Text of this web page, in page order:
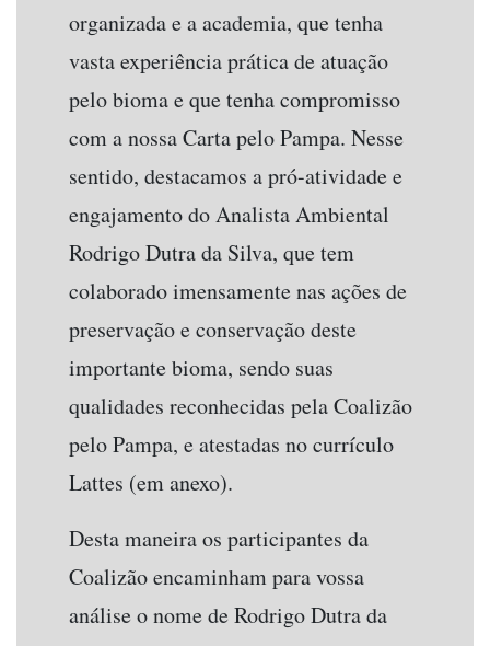
organizada e a academia, que tenha
vasta experiência prática de atuação
pelo bioma e que tenha compromisso
com a nossa Carta pelo Pampa. Nesse
sentido, destacamos a pró-atividade e
engajamento do Analista Ambiental
Rodrigo Dutra da Silva, que tem
colaborado imensamente nas ações de
preservação e conservação deste
importante bioma, sendo suas
qualidades reconhecidas pela Coalizão
pelo Pampa, e atestadas no currículo
Lattes (em anexo).
Desta maneira os participantes da
Coalizão encaminham para vossa
análise o nome de Rodrigo Dutra da